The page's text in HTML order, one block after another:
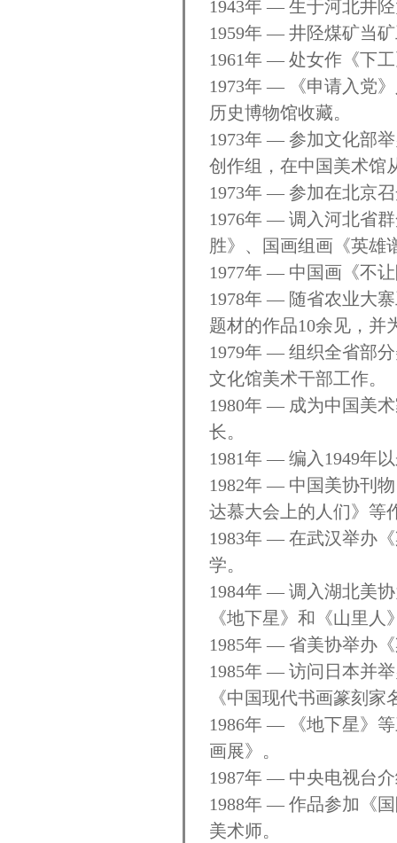
1943年 — 生于河北井
1959年 — 井陉煤矿当
1961年 — 处女作《下
1973年 — 《申请入党
历史博物馆收藏。
1973年 — 参加文化部
创作组，在中国美术馆
1973年 — 参加在北京
1976年 — 调入河北省
胜》、国画组画《英雄
1977年 — 中国画《不
1978年 — 随省农业大
题材的作品10余见，并
1979年 — 组织全省部
文化馆美术干部工作。
1980年 — 成为中国美
长。
1981年 — 编入1949年
1982年 — 中国美协刊
达慕大会上的人们》等
1983年 — 在武汉举办
学。
1984年 — 调入湖北美
《地下星》和《山里
1985年 — 省美协举办
1985年 — 访问日本并
《中国现代书画篆刻家
1986年 — 《地下星》
画展》。
1987年 — 中央电视台
1988年 — 作品参加《
美术师。